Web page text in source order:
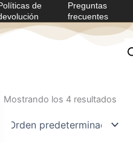
de
Preguntas
frecuentes
Mostrando los 4 resultados